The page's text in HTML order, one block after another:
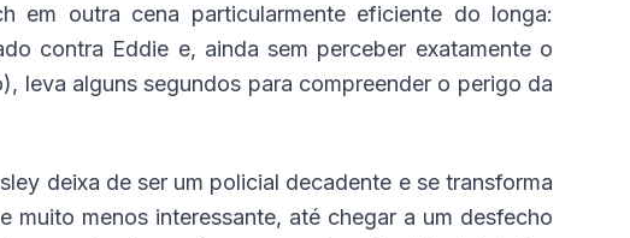
em outra cena particularmente eficiente do longa:
contra Eddie e, ainda sem perceber exatamente o
leva alguns segundos para compreender o perigo da
deixa de ser um policial decadente e se transforma
muito menos interessante, até chegar a um desfecho